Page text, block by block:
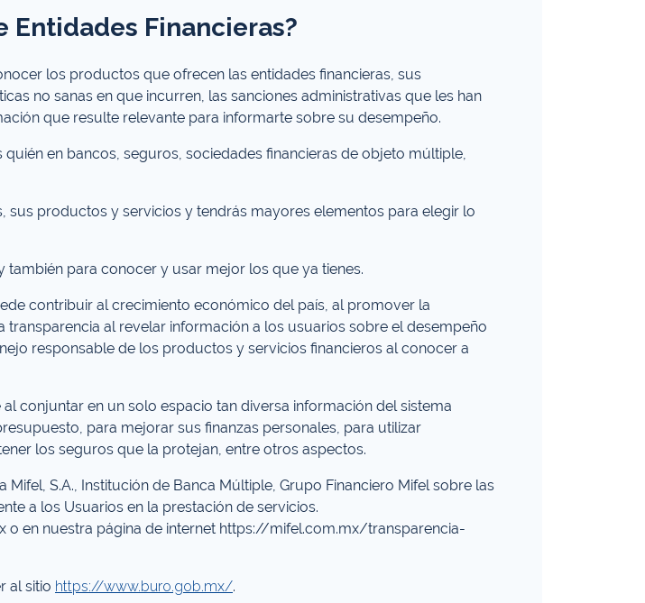
Entidades Financieras?
los productos que ofrecen las entidades financieras, sus
no sanas en que incurren, las sanciones administrativas que les han
que resulte relevante para informarte sobre su desempeño.
en bancos, seguros, sociedades financieras de objeto múltiple,
productos y servicios y tendrás mayores elementos para elegir lo
para conocer y usar mejor los que ya tienes.
contribuir al crecimiento económico del país, al promover la
al revelar información a los usuarios sobre el desempeño
responsable de los productos y servicios financieros al conocer a
conjuntar en un solo espacio tan diversa información del sistema
para mejorar sus finanzas personales, para utilizar
los seguros que la protejan, entre otros aspectos.
S.A., Institución de Banca Múltiple, Grupo Financiero Mifel sobre las
a los Usuarios en la prestación de servicios.
en nuestra página de internet https://mifel.com.mx/transparencia-
al sitio https://www.buro.gob.mx/.